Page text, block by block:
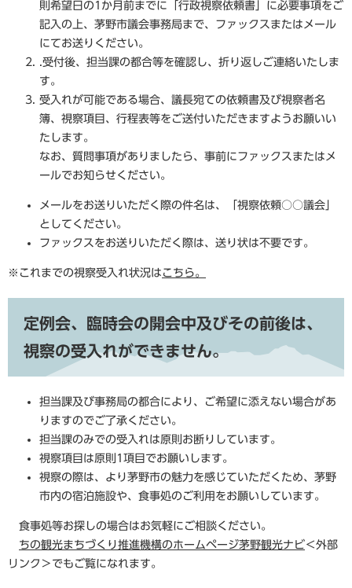
則希望日の1か月前までに「行政視察依頼書」に必要事項をご
記入の上、茅野市議会事務局まで、ファックスまたはメール
にてお送りください。
.受付後、担当課の都合等を確認し、折り返しご連絡いたしま
す。
受入れが可能である場合、議長宛ての依頼書及び視察者名
簿、視察項目、行程表等をご送付いただきますようお願いい
たします。
なお、質問事項がありましたら、事前にファックスまたはメ
ールでお知らせください。
メールをお送りいただく際の件名は、「視察依頼○○議会」
としてください。
ファックスをお送りいただく際は、送り状は不要です。
※これまでの視察受入れ状況は こちら。
定例会、臨時会の開会中及びその前後は、
視察の受入れができません。
担当課及び事務局の都合により、ご希望に添えない場合があ
りますのでご了承ください。
担当課のみでの受入れは原則お断りしています。
視察項目は原則1項目でお願いします。
視察の際は、より茅野市の魅力を感じていただくため、茅野
市内の宿泊施設や、食事処のご利用をお願いしています。
食事処等お探しの場合はお気軽にご相談ください。
ちの観光まちづくり推進機構のホームページ茅野観光ナビ＜外部
リンク＞ でもご覧になれます。